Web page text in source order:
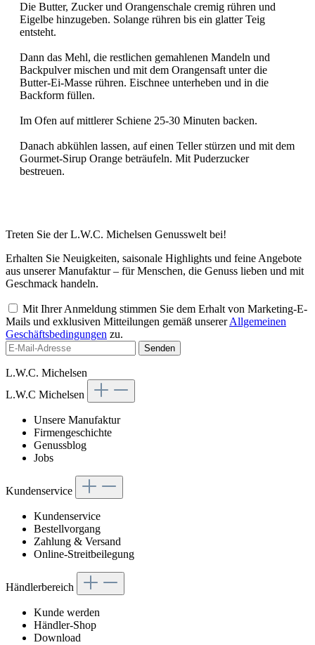
Die Butter, Zucker und Orangenschale cremig rühren und
Eigelbe hinzugeben. Solange rühren bis ein glatter Teig
entsteht.
Dann das Mehl, die restlichen gemahlenen Mandeln und
Backpulver mischen und mit dem Orangensaft unter die
Butter-Ei-Masse rühren. Eischnee unterheben und in die
Backform füllen.
Im Ofen auf mittlerer Schiene 25-30 Minuten backen.
Danach abkühlen lassen, auf einen Teller stürzen und mit dem
Gourmet-Sirup Orange beträufeln. Mit Puderzucker
bestreuen.
Treten Sie der L.W.C. Michelsen Genusswelt bei!
Erhalten Sie Neuigkeiten, saisonale Highlights und feine Angebote
aus unserer Manufaktur – für Menschen, die Genuss lieben und mit
Geschmack handeln.
Mit Ihrer Anmeldung stimmen Sie dem Erhalt von Marketing-E-
Mails und exklusiven Mitteilungen gemäß unsererAllgemeinen
Geschäftsbedingungen zu.
Senden
L.W.C. Michelsen
L.W.C Michelsen
Unsere Manufaktur
Firmengeschichte
Genussblog
Jobs
Kundenservice
Kundenservice
Bestellvorgang
Zahlung & Versand
Online-Streitbeilegung
Händlerbereich
Kunde werden
Händler-Shop
Download